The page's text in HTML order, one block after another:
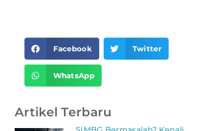
Facebook Twitter
WhatsApp
Artikel Terbaru